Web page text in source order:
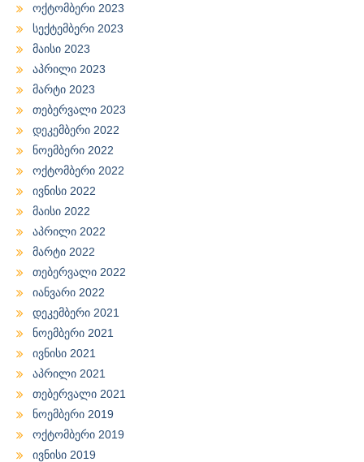
ოქტომბერი 2023
სექტემბერი 2023
მაისი 2023
აპრილი 2023
მარტი 2023
თებერვალი 2023
დეკემბერი 2022
ნოემბერი 2022
ოქტომბერი 2022
ივნისი 2022
მაისი 2022
აპრილი 2022
მარტი 2022
თებერვალი 2022
იანვარი 2022
დეკემბერი 2021
ნოემბერი 2021
ივნისი 2021
აპრილი 2021
თებერვალი 2021
ნოემბერი 2019
ოქტომბერი 2019
ივნისი 2019